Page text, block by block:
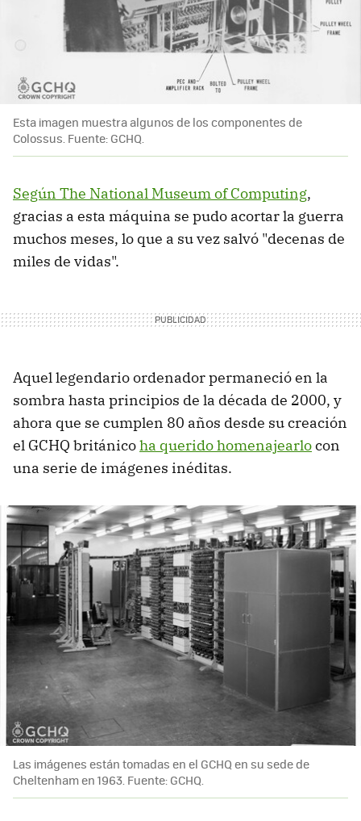
Esta imagen muestra algunos de los componentes de
Colossus. Fuente: GCHQ.
Según The National Museum of Computing,
gracias a esta máquina se pudo acortar la guerra
muchos meses, lo que a su vez salvó "decenas de
miles de vidas".
Aquel legendario ordenador permaneció en la
sombra hasta principios de la década de 2000, y
ahora que se cumplen 80 años desde su creación
el GCHQ británicoha querido homenajearlocon
una serie de imágenes inéditas.
Las imágenes están tomadas en el GCHQ en su sede de
Cheltenham en 1963. Fuente: GCHQ.